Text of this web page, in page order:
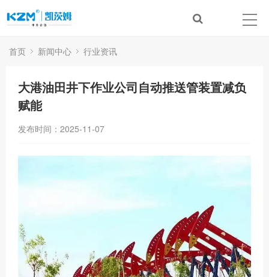
首页 新闻中心 行业资讯
大港油田井下作业公司自动推送管装置减负
赋能
发布时间：2025-11-07